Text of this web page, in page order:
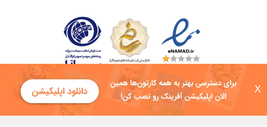
X
کلیه حقوق این سایت به شرکت توسعه فناوی هفت آسمان توکان تعلق دارد و